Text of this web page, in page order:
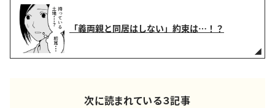
「義両親と同居はしない」約束は…！？
次に読まれている３記事